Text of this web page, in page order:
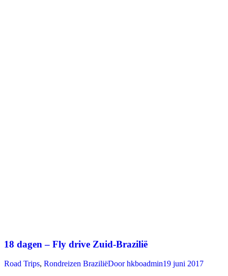
18 dagen – Fly drive Zuid-Brazilië
Road Trips, Rondreizen BraziliëDoorhkboadmin19 juni 2017